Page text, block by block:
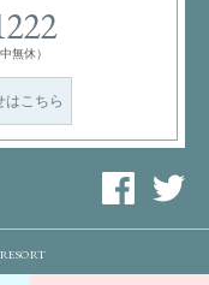
無休）
はこちら